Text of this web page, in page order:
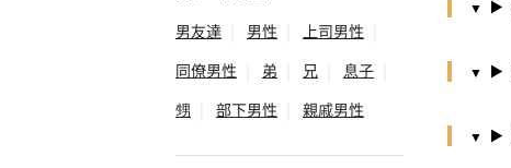
男友達 男性 上司男性
同僚男性
弟 兄 息子
甥
部下男性 親戚男性